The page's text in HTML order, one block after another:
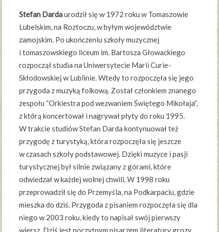
Stefan Dardaurodził się w 1972 roku w Tomaszowie
Lubelskim, na Roztoczu, w byłym województwie
zamojskim. Po ukończeniu szkoły muzycznej
i tomaszowskiego liceum im. Bartosza Głowackiego
rozpoczął studia na Uniwersytecie Marii Curie-
Skłodowskiej w Lublinie. Wtedy to rozpoczęła się jego
przygoda z muzyką folkową. Został członkiem znanego
zespołu “Orkiestra pod wezwaniem Świętego Mikołaja”,
z którą koncertował i nagrywał płyty do roku 1995.
W trakcie studiów Stefan Darda kontynuował też
przygodę z turystyką, która rozpoczęła się jeszcze
w czasach szkoły podstawowej. Dzięki muzyce i pasji
turystycznej był silnie związany z górami, które
odwiedzał w każdej wolnej chwili. W 1998 roku
przeprowadził się do Przemyśla, na Podkarpaciu, gdzie
mieszka do dziś. Przygoda z pisaniem rozpoczęła się dla
niego w 2003 roku, kiedy to napisał swój pierwszy
wiersz. Dziś jest poczytnym pisarzem literatury grozy.